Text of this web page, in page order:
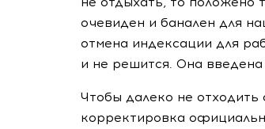
очевиден и банален для
отмена индексации для
и не решится. Она введена
Чтобы далеко не отходить
корректировка